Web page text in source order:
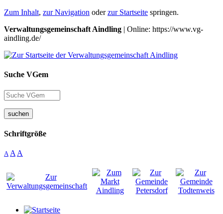
Zum Inhalt, zur Navigation oderzur Startseite springen.
Verwaltungsgemeinschaft Aindling | Online: https://www.vg-
aindling.de/
Suche VGem
suchen
Schriftgröße
A A A